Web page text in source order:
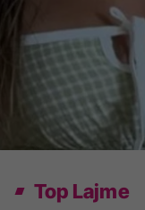
Top Lajme